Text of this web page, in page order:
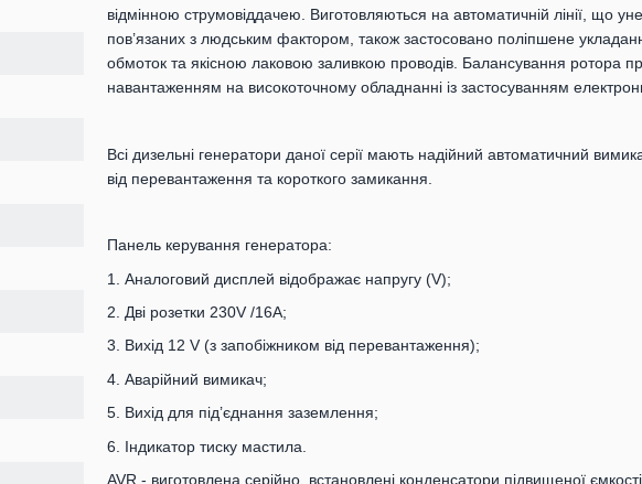
відмінною струмовіддачею. Виготовляються на автоматичній лінії, що
пов’язаних з людським фактором, також застосовано поліпшене
обмоток та якісною лаковою заливкою проводів. Балансування ротора
навантаженням на високоточному обладнанні із застосуванням
Всі дизельні генератори даної серії мають надійний автоматичний
від перевантаження та короткого замикання.
Панель керування генератора:
1. Аналоговий дисплей відображає напругу (V);
2. Дві розетки 230V /16А;
3. Вихід 12 V (з запобіжником від перевантаження);
4. Аварійний вимикач;
5. Вихід для під’єднання заземлення;
6. Індикатор тиску мастила.
AVR - виготовлена серійно, встановлені конденсатори підвищеної